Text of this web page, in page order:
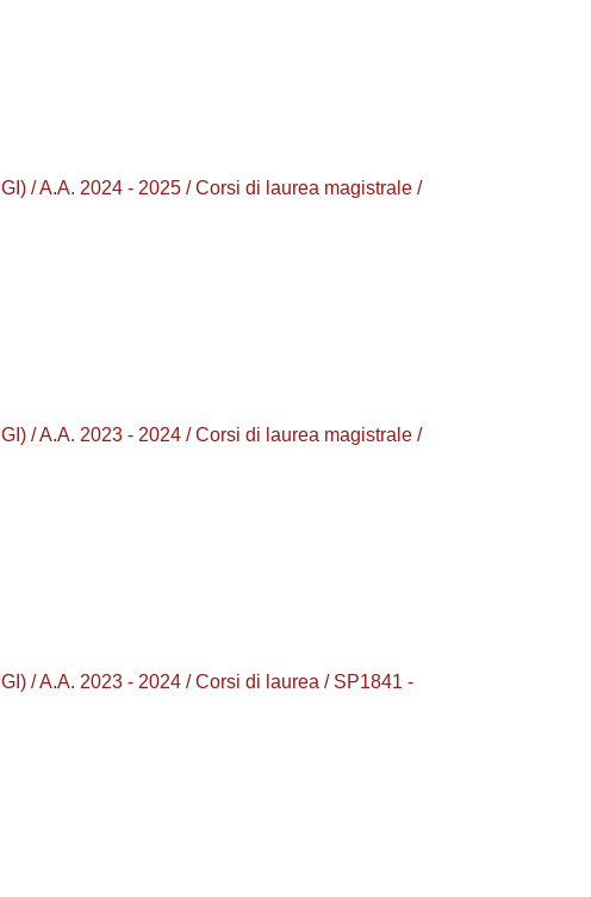
/ A.A. 2024 - 2025 / Corsi di laurea magistrale /
/ A.A. 2023 - 2024 / Corsi di laurea magistrale /
/ A.A. 2023 - 2024 / Corsi di laurea / SP1841 -